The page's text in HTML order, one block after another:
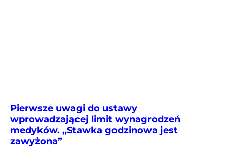
Pierwsze uwagi do ustawy
wprowadzającej limit wynagrodzeń
medyków. „Stawka godzinowa jest
zawyżona”